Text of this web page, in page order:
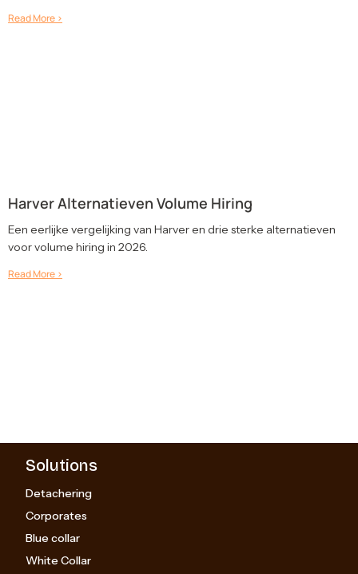
Read More >
Harver Alternatieven Volume Hiring
Een eerlijke vergelijking van Harver en drie sterke alternatieven
voor volume hiring in 2026.
Read More >
Solutions
Detachering
Corporates
Blue collar
White Collar